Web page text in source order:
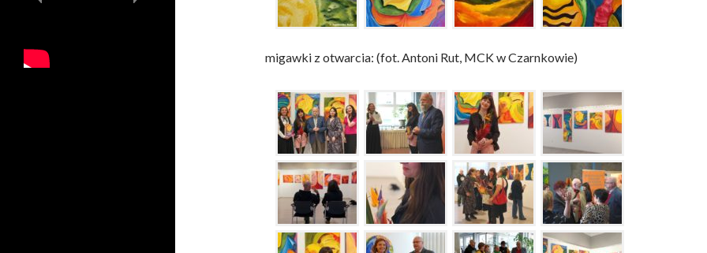
migawki z otwarcia: (fot. Antoni Rut, MCK w Czarnkowie)